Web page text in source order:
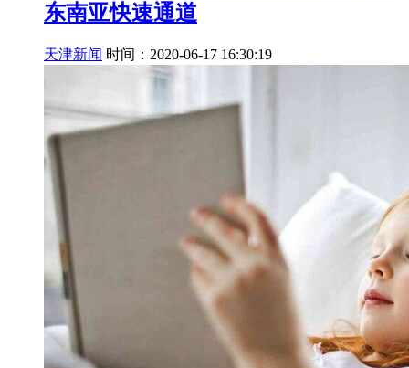
东南亚快速通道
天津新闻 时间：2020-06-17 16:30:19